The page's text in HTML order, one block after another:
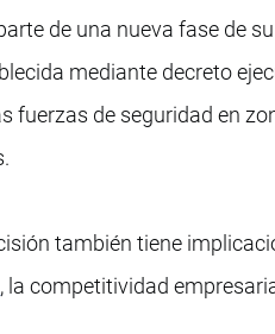
de una nueva fase de
mediante decreto
fuerzas de seguridad en
también tiene
, la competitividad